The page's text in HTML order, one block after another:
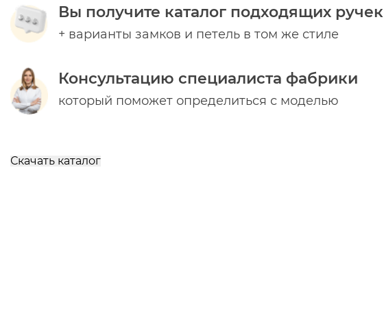
Вы получите каталог подходящих ручек
+ варианты замков и петель в том же стиле
Консультацию специалиста фабрики
который поможет определиться с моделью
Скачать каталог